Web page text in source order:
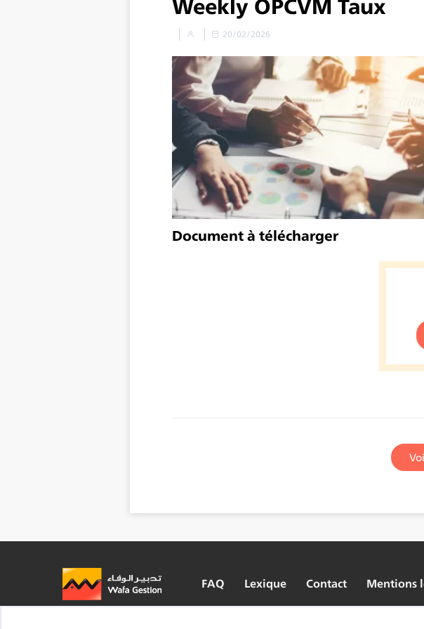
Weekly OPCVM Taux
20/02/2026
Document à télécharger
FAQ Lexique Contact Mentions